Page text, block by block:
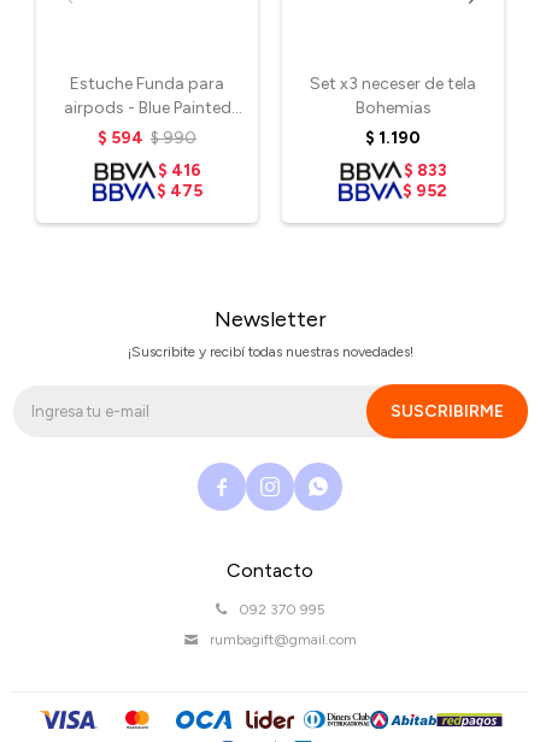
Estuche Funda para
airpods - Blue Painted
Stripe
$ 594 $990
$ 416
$ 475
Set x3 neceser de tela
Bohemias
$ 1.190
$ 833
$ 952
Contacto
092 370 995
rumbagift@gmail.com
Newsletter
¡Suscribite y recibí todas nuestras novedades!
SUSCRIBIRME
  